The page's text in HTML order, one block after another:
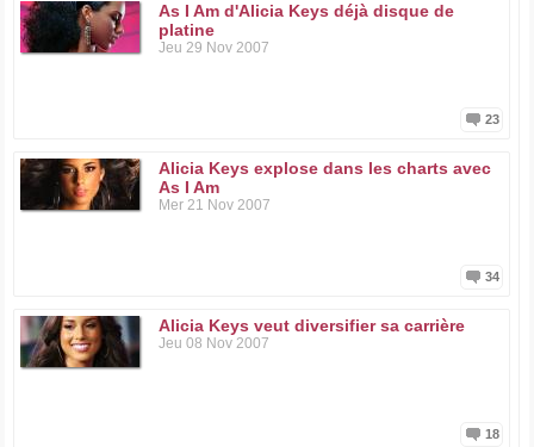
As I Am d'Alicia Keys déjà disque de
platine
Jeu 29 Nov 2007
23
Alicia Keys explose dans les charts avec
As I Am
Mer 21 Nov 2007
34
Alicia Keys veut diversifier sa carrière
Jeu 08 Nov 2007
18